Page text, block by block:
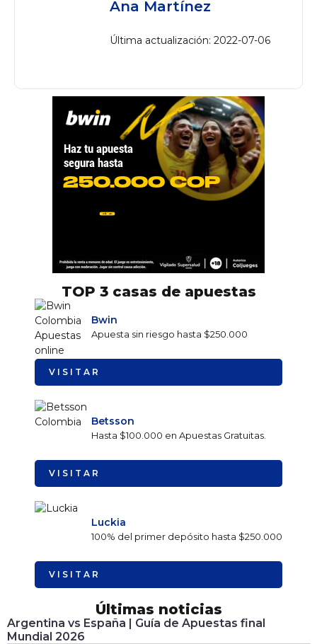
Ana Martínez
Última actualización: 2022-07-06
TOP 3 casas de apuestas
Bwin
Apuesta sin riesgo hasta $250.000
VISITAR
Betsson
Hasta $100.000 en Apuestas Gratuitas.
VISITAR
Luckia
100% del primer depósito hasta $250.000
VISITAR
Últimas noticias
Argentina vs España | Guía de Apuestas final
Mundial 2026